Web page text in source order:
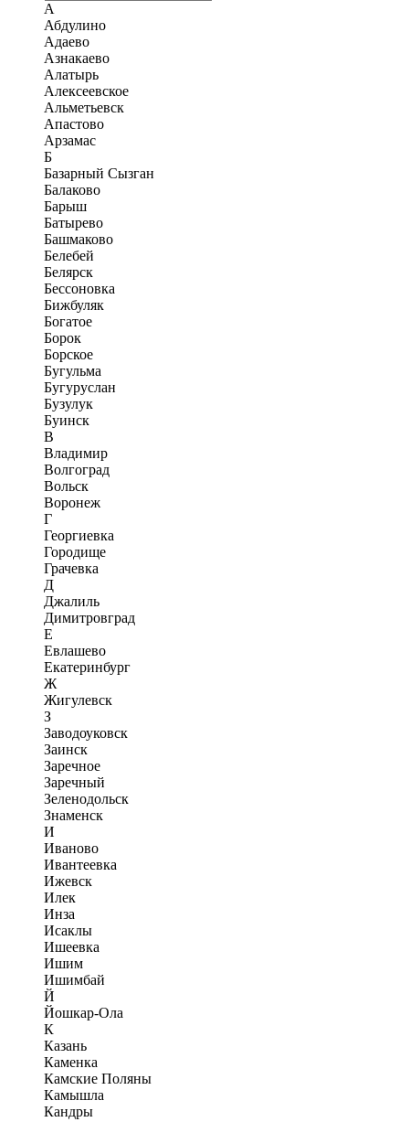
А
Абдулино
Адаево
Азнакаево
Алатырь
Алексеевское
Альметьевск
Апастово
Арзамас
Б
Базарный Сызган
Балаково
Барыш
Батырево
Башмаково
Белебей
Белярск
Бессоновка
Бижбуляк
Богатое
Борок
Борское
Бугульма
Бугуруслан
Бузулук
Буинск
В
Владимир
Волгоград
Вольск
Воронеж
Г
Георгиевка
Городище
Грачевка
Д
Джалиль
Димитровград
Е
Евлашево
Екатеринбург
Ж
Жигулевск
З
Заводоуковск
Заинск
Заречное
Заречный
Зеленодольск
Знаменск
И
Иваново
Ивантеевка
Ижевск
Илек
Инза
Исаклы
Ишеевка
Ишим
Ишимбай
Й
Йошкар-Ола
К
Казань
Каменка
Камские Поляны
Камышла
Кандры